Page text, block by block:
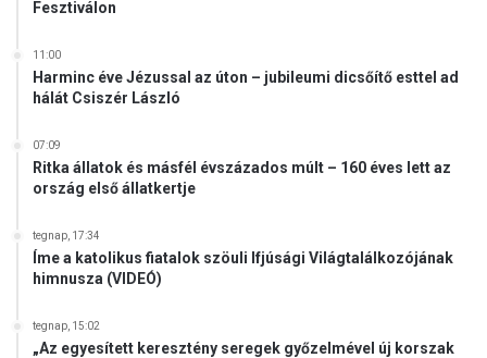
Fesztiválon
11:00
Harminc éve Jézussal az úton – jubileumi dicsőítő esttel ad
hálát Csiszér László
07:09
Ritka állatok és másfél évszázados múlt – 160 éves lett az
ország első állatkertje
tegnap, 17:34
Íme a katolikus fiatalok szöuli Ifjúsági Világtalálkozójának
himnusza (VIDEÓ)
tegnap, 15:02
„Az egyesített keresztény seregek győzelmével új korszak